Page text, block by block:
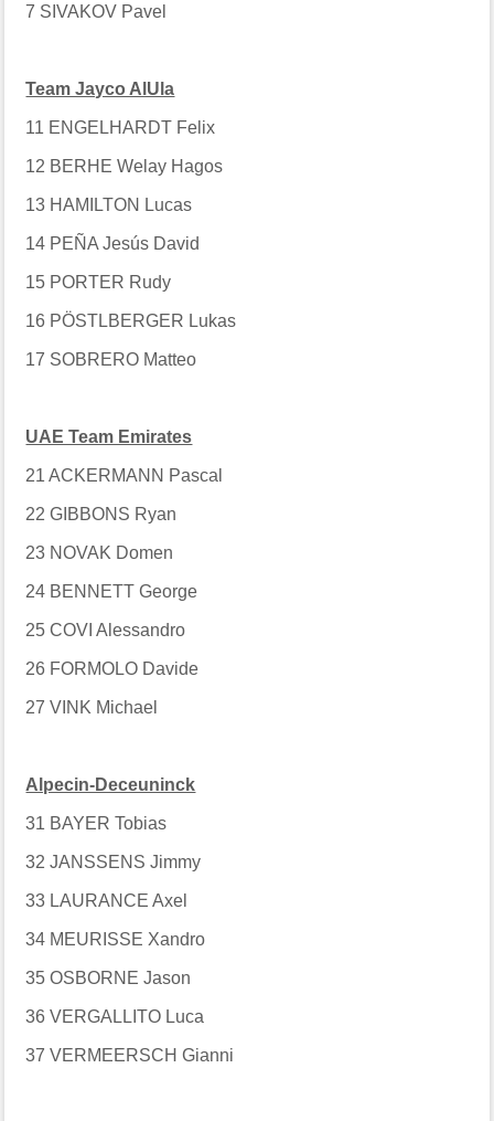
7 SIVAKOV Pavel
Team Jayco AlUla
11 ENGELHARDT Felix
12 BERHE Welay Hagos
13 HAMILTON Lucas
14 PEÑA Jesús David
15 PORTER Rudy
16 PÖSTLBERGER Lukas
17 SOBRERO Matteo
UAE Team Emirates
21 ACKERMANN Pascal
22 GIBBONS Ryan
23 NOVAK Domen
24 BENNETT George
25 COVI Alessandro
26 FORMOLO Davide
27 VINK Michael
Alpecin-Deceuninck
31 BAYER Tobias
32 JANSSENS Jimmy
33 LAURANCE Axel
34 MEURISSE Xandro
35 OSBORNE Jason
36 VERGALLITO Luca
37 VERMEERSCH Gianni